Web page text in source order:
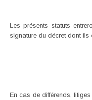
Les présents statuts
signature du décret dont ils
En cas de différends,